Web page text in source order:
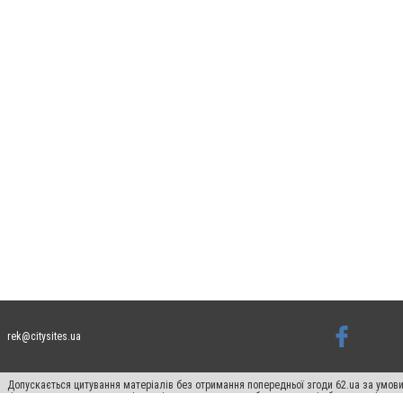
rek@citysites.ua
Допускається цитування матеріалів без отримання попередньої згоди 62.ua за
гіперпосилання на цитовані статті не нижче другого абзацу в тексті або в якості